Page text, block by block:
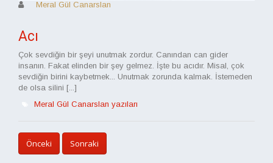
Meral Gül Canarslan
Acı
Çok sevdiğin bir şeyi unutmak zordur. Canından can gider
insanın. Fakat elinden bir şey gelmez. İşte bu acıdır. Misal, çok
sevdiğin birini kaybetmek... Unutmak zorunda kalmak. İstemeden
de olsa silini [...]
Meral Gül Canarslan yazıları
Önceki Sonraki